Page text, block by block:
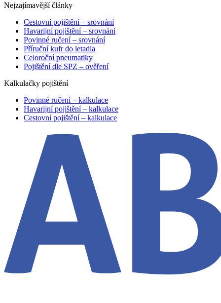
Nejzajímavější články
Cestovní pojištění – srovnání
Havarijní pojištění – srovnání
Povinné ručení – srovnání
Příruční kufr do letadla
Celoroční pneumatiky
Pojištění dle SPZ – ověření
Kalkulačky pojištění
Povinné ručení – kalkulace
Havarijní pojištění – kalkulace
Cestovní pojištění – kalkulace